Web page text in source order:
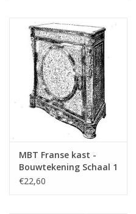
MBT Franse kast -
Bouwtekening Schaal 1
: N/A (45.17.008)
€22,60